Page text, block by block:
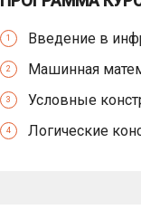
1 Введение в
2 Машинная
3 Условные
4 Логические